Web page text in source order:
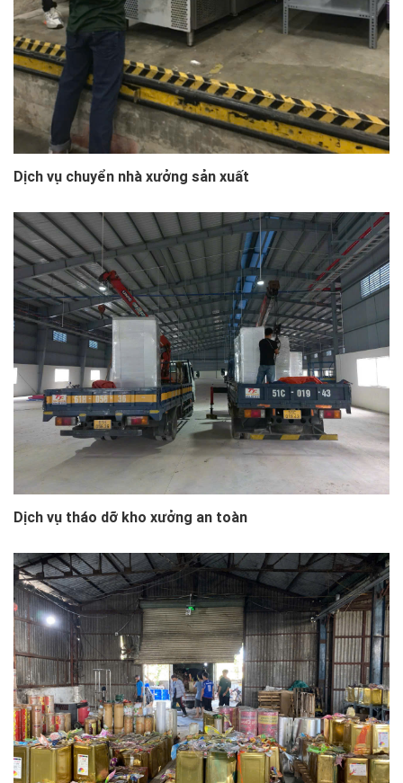
Dịch vụ chuyển nhà xưởng sản xuất
Dịch vụ tháo dỡ kho xưởng an toàn